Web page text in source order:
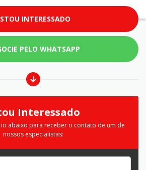
INTERESSADO
PELO WHATSAPP
Interessado
abaixo para receber o contato de um de
nossos especialistas: